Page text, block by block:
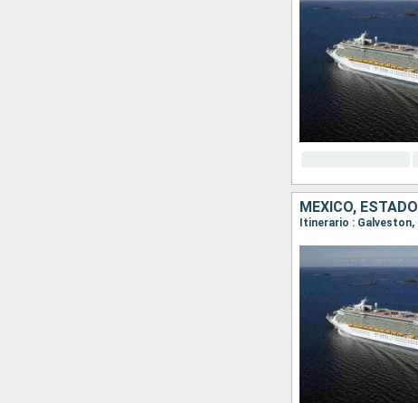
MÉXICO,
Itinerario :